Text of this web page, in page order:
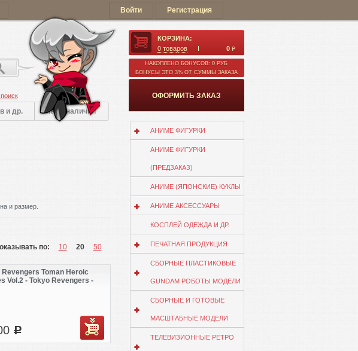
Войти Регистрация
КОРЗИНА:
0товаров 0 q
НАКОПЛЕНО БОНУСОВ: 0 РУБ
БОНУСЫ ЭТО 3% ОТ СУММЫ ЗАКАЗА
ОФОРМИТЬ ЗАКАЗ
и др. нет в наличии
и размер.
по: 10 20 50
Revengers Toman Heroic
Vol.2 - Tokyo Revengers -
c
АНИМЕ ФИГУРКИ
АНИМЕ ФИГУРКИ
(ПРЕДЗАКАЗ)
АНИМЕ (ЯПОНСКИЕ) КУКЛЫ
АНИМЕ АКСЕССУАРЫ
КОСПЛЕЙ ОДЕЖДА И ДР.
ПЕЧАТНАЯ ПРОДУКЦИЯ
СБОРНЫЕ ПЛАСТИКОВЫЕ
GUNDAM РОБОТЫ МОДЕЛИ
СБОРНЫЕ И ГОТОВЫЕ
МАСШТАБНЫЕ МОДЕЛИ
ТЕЛЕВИЗИОННЫЕ РЕТРО